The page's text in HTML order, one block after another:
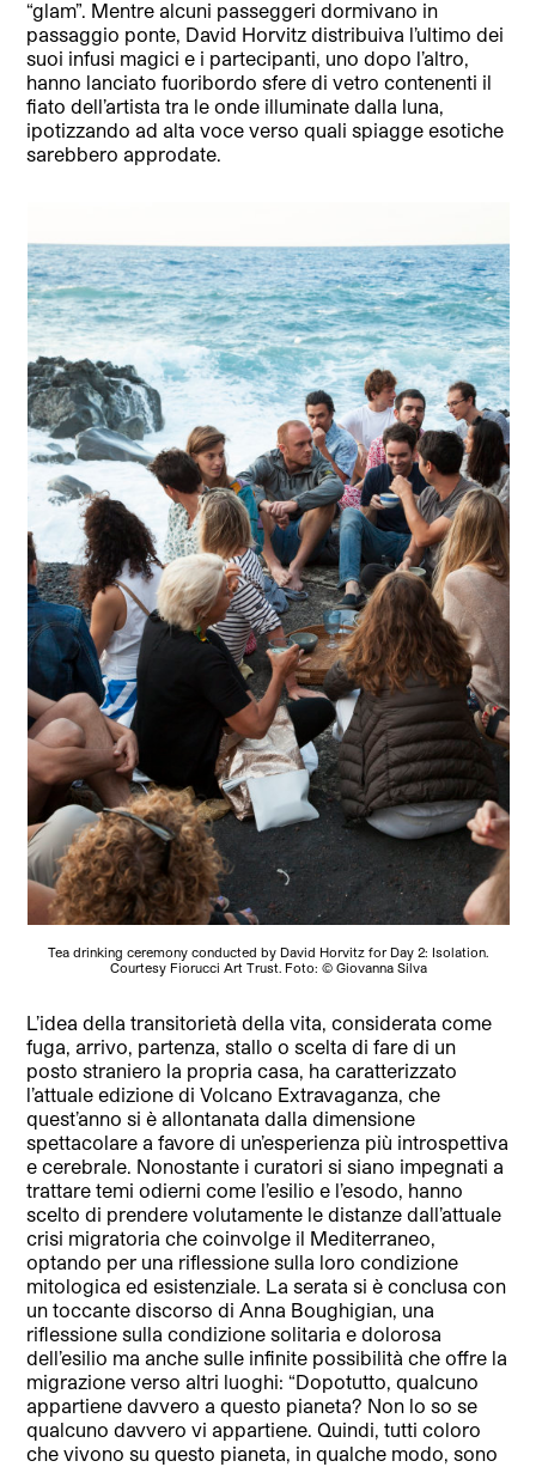
“glam”. Mentre alcuni passeggeri dormivano in
passaggio ponte, David Horvitz distribuiva l’ultimo dei
suoi infusi magici e i partecipanti, uno dopo l’altro,
hanno lanciato fuoribordo sfere di vetro contenenti il
fiato dell’artista tra le onde illuminate dalla luna,
ipotizzando ad alta voce verso quali spiagge esotiche
sarebbero approdate.
Tea drinking ceremony conducted by David Horvitz for Day 2: Isolation.
Courtesy Fiorucci Art Trust. Foto: © Giovanna Silva
L’idea della transitorietà della vita, considerata come
fuga, arrivo, partenza, stallo o scelta di fare di un
posto straniero la propria casa, ha caratterizzato
l’attuale edizione di Volcano Extravaganza, che
quest’anno si è allontanata dalla dimensione
spettacolare a favore di un’esperienza più introspettiva
e cerebrale. Nonostante i curatori si siano impegnati a
trattare temi odierni come l’esilio e l’esodo, hanno
scelto di prendere volutamente le distanze dall’attuale
crisi migratoria che coinvolge il Mediterraneo,
optando per una riflessione sulla loro condizione
mitologica ed esistenziale. La serata si è conclusa con
un toccante discorso di Anna Boughigian, una
riflessione sulla condizione solitaria e dolorosa
dell’esilio ma anche sulle infinite possibilità che offre la
migrazione verso altri luoghi: “Dopotutto, qualcuno
appartiene davvero a questo pianeta? Non lo so se
qualcuno davvero vi appartiene. Quindi, tutti coloro
che vivono su questo pianeta, in qualche modo, sono